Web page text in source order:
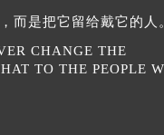
梁市离石区永宁中路
忻州市忻府区和平东街
泉市郊区平阳东街与
而是把它留给戴它的人
CHANGE THE
TO THE PEOPLE